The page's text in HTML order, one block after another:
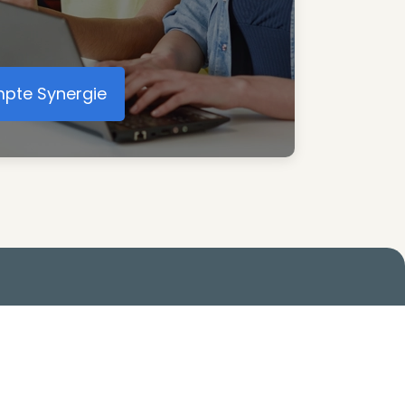
votre compte Synergie
Synergie